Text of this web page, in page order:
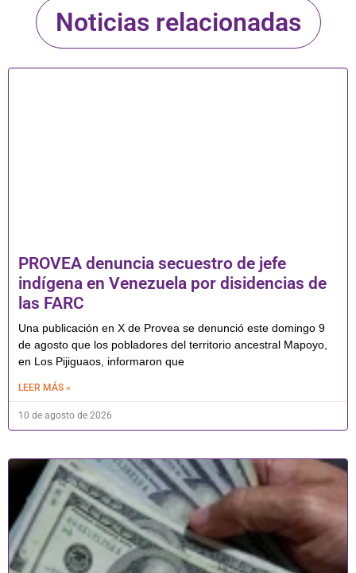
Noticias relacionadas
PROVEA denuncia secuestro de jefe
indígena en Venezuela por disidencias de
las FARC
Una publicación en X de Provea se denunció este domingo 9
de agosto que los pobladores del territorio ancestral Mapoyo,
en Los Pijiguaos, informaron que
LEER MÁS »
10 de agosto de 2026